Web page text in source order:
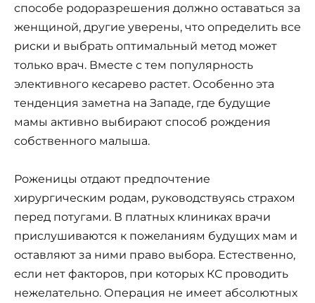
способе родоразрешения должно оставаться за
женщиной, другие уверены, что определить все
риски и выбрать оптимальный метод может
только врач. Вместе с тем популярность
элективного кесарево растет. Особенно эта
тенденция заметна на Западе, где будущие
мамы активно выбирают способ рождения
собственного малыша.
Роженицы отдают предпочтение
хирургическим родам, руководствуясь страхом
перед потугами. В платных клиниках врачи
прислушиваются к пожеланиям будущих мам и
оставляют за ними право выбора. Естественно,
если нет факторов, при которых КС проводить
нежелательно. Операция не имеет абсолютных